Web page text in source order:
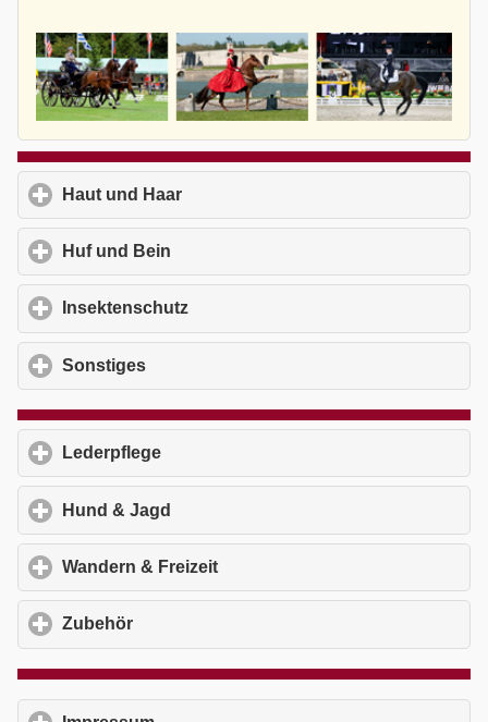
Haut und Haar
Huf und Bein
Insektenschutz
Sonstiges
Lederpflege
Hund & Jagd
Wandern & Freizeit
Zubehör